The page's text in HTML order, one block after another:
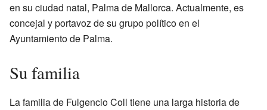
en su ciudad natal, Palma de Mallorca. Actualmente, es
concejal y portavoz de su grupo político en el
Ayuntamiento de Palma.
Su familia
La familia de Fulgencio Coll tiene una larga historia de